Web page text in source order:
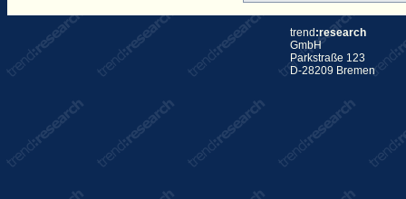
trend :research
GmbH
Parkstraße 123
D-28209 Bremen